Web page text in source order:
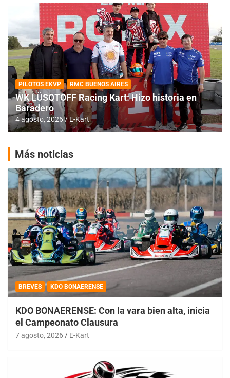
PILOTOS EKVP RMC BUENOS AIRES
WK LÜSQTOFF Racing Kart: Hizo historia en
Baradero
4 agosto, 2026 E-Kart
Más noticias
BREVES KDO BONAERENSE
KDO BONAERENSE: Con la vara bien alta, inicia
el Campeonato Clausura
7 agosto, 2026 E-Kart